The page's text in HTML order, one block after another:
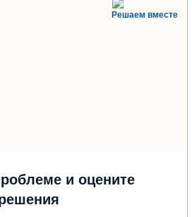
Решаем вместе
и оцените